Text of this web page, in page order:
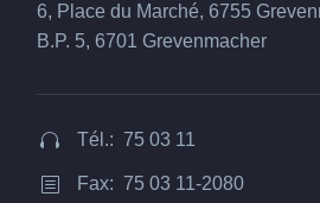
6, Place du Marché, 6755
B.P. 5, 6701 Grevenmacher

 Tél.: 75 03 11
b
b Fax: 75 03 11-2080